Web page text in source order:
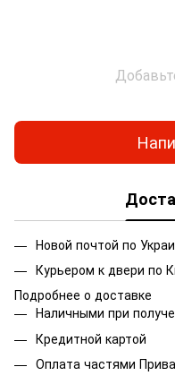
Новой почтой по
Курьером к двери по
Подробнее о доставке
Наличными при
Кредитной картой
Оплата частями